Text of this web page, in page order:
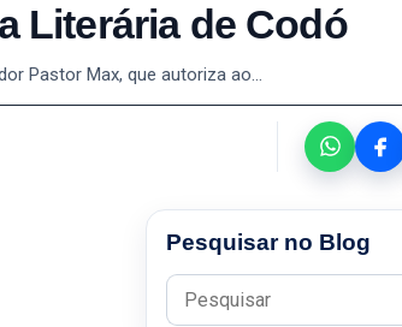
Literária de Codó
Pastor Max, que autoriza ao…
Pesquisar no Blog
Pesquisar por: